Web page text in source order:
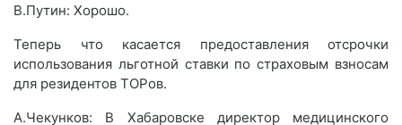
В.Путин: Хорошо.
Теперь что касается предоставления отсрочки
использования льготной ставки по страховым взносам
для резидентов ТОРов.
А.Чекунков: В Хабаровске директор медицинского